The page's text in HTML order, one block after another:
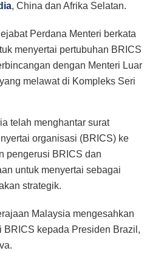
, China dan Afrika Selatan.
Perdana Menteri berkata
menyertai pertubuhan BRICS
dengan Menteri Luar
melawat di Kompleks Seri
telah menghantar surat
organisasi (BRICS) ke
pengerusi BRICS dan
untuk menyertai sebagai
strategik.
Malaysia mengesahkan
BRICS kepada Presiden Brazil,